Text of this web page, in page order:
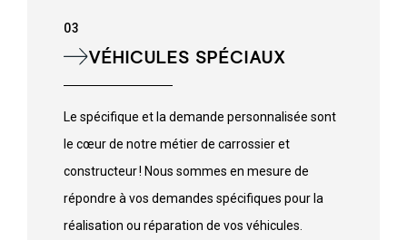
03
VÉHICULES SPÉCIAUX
Le spécifique et la demande personnalisée sont
le cœur de notre métier de carrossier et
constructeur ! Nous sommes en mesure de
répondre à vos demandes spécifiques pour la
réalisation ou réparation de vos véhicules.